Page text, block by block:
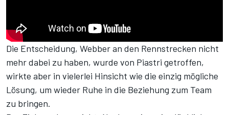
Die Entscheidung, Webber an den Rennstrecken nicht
mehr dabei zu haben, wurde von Piastri getroffen,
wirkte aber in vielerlei Hinsicht wie die einzig mögliche
Lösung, um wieder Ruhe in die Beziehung zum Team
zu bringen.